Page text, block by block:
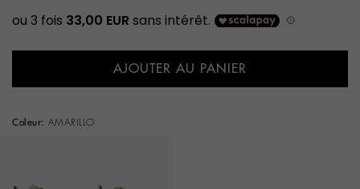
AJOUTER AU PANIER
Coleur: AMARILLO